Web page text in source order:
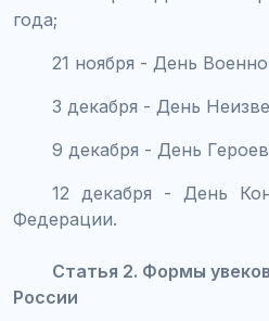
года;
21 ноября - День
3 декабря - День
9 декабря - День
12 декабря - День
Федерации.
Статья 2. Формы
России